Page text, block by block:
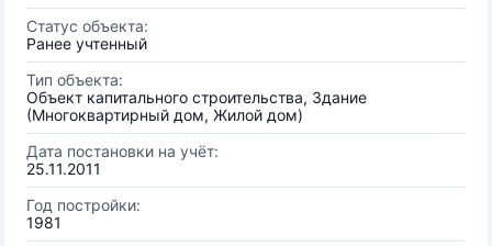
Статус объекта:
Ранее учтенный
Тип объекта:
Объект капитального строительства, Здание
(Многоквартирный дом, Жилой дом)
Дата постановки на учёт:
25.11.2011
Год постройки:
1981